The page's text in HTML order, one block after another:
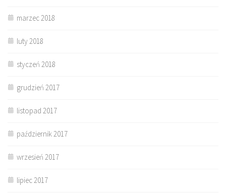
marzec 2018
luty 2018
styczeń 2018
grudzień 2017
listopad 2017
październik 2017
wrzesień 2017
lipiec 2017